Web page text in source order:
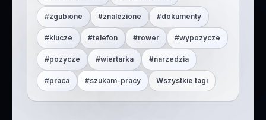
#zgubione #znalezione #dokumenty
#klucze #telefon #rower #wypozycze
#pozycze #wiertarka #narzedzia
#praca #szukam-pracy Wszystkie tagi